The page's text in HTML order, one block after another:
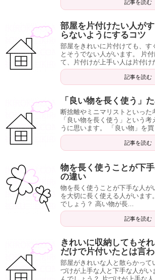
記事を読む
部屋を片付けたい人が
らないようにするコツ
部屋をきれいに片付けても、す
とそうでない人がいます。 片
て、片付けが上手い人は片付け
記事を読む
「良い物を長く使う」
断捨離やミニマリストといった
「良い物を長く使う」という考
うに思います。 「良い物」を
記事を読む
物を長く使うことが下
の違い
物を長く使うことが下手な人が
を大切に長く使える人がいます
でしょう？ 高い物が長...
記事を読む
きれいに収納してもそ
だけで片付いたとは言
部屋がきれいな人と散らかって
づけが上手な人と下手な人がい